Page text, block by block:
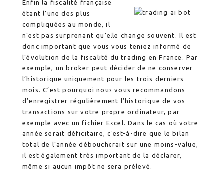
Enfin la fiscalité française
étant l’une des plus
compliquées au monde, il
n’est pas surprenant qu’elle change souvent. Il est
donc important que vous vous teniez informé de
l’évolution de la fiscalité du trading en France. Par
exemple, un broker peut décider de ne conserver
l’historique uniquement pour les trois derniers
mois. C’est pourquoi nous vous recommandons
d’enregistrer régulièrement l’historique de vos
transactions sur votre propre ordinateur, par
exemple avec un fichier Excel. Dans le cas où votre
année serait déficitaire, c’est-à-dire que le bilan
total de l’année déboucherait sur une moins-value,
il est également très important de la déclarer,
même si aucun impôt ne sera prélevé.